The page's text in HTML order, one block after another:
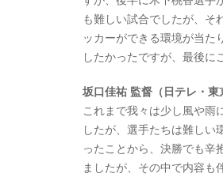
も難しい試合でしたが、そ
ッカーができる環境が当た
したかったですが、最後に
坂口佳祐 監督（日テレ・東
これまで我々は少し風や雨
したが、選手たちは難し
ったことから、決勝でも辛
ましたが、その中で内容も